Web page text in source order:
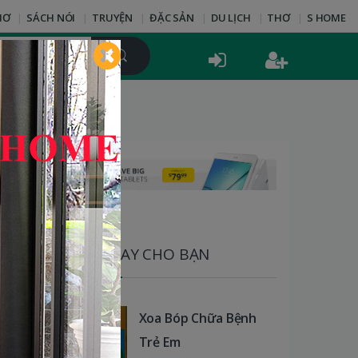
SÁCH NÓI TRUYỆN ĐẶC SẢN DU LỊCH THƠ S HOME
SÁCH HAY CHO BẠN
Xoa Bóp Chữa Bệnh
Trẻ Em